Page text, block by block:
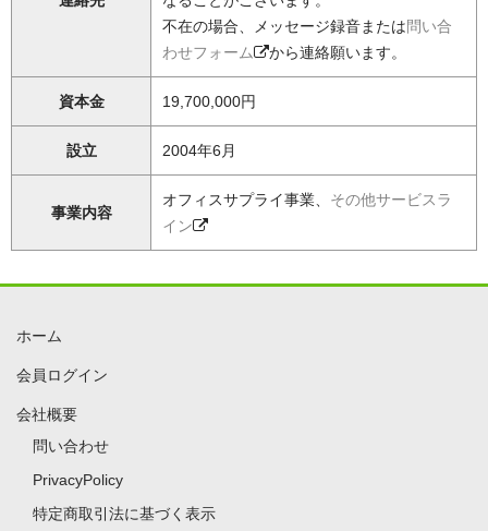
不在の場合、メッセージ録音または問い合
わせフォーム
から連絡願います。
資本金 19,700,000円
設立 2004年6月
事業内容
オフィスサプライ事業、 その他サービスラ
イン
ホーム
会員ログイン
会社概要
問い合わせ
PrivacyPolicy
特定商取引法に基づく表示